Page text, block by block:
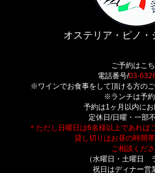
オステリア・ピノ・
ご予約はこ
電話番号/03-
※ワインでお食事をして頂ける方の
※ランチは予
予約は1ヶ月以内にお
定休日/日曜・一部
＊ただし日曜日は6名様以上であれば
貸し切りはお昼の時間
ご相談くだ
（水曜日・土曜日
祝日はディナー営